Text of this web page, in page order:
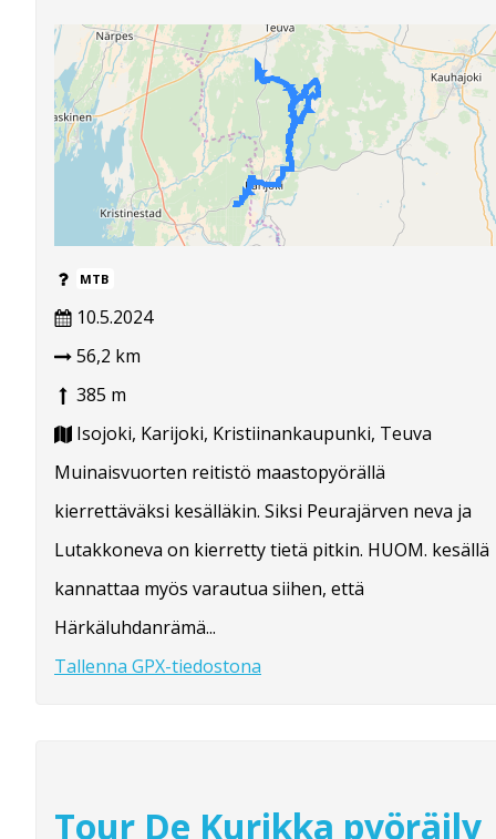
MTB
10.5.2024
56,2 km
385 m
Isojoki, Karijoki, Kristiinankaupunki, Teuva
Muinaisvuorten reitistö maastopyörällä
kierrettäväksi kesälläkin. Siksi Peurajärven neva ja
Lutakkoneva on kierretty tietä pitkin. HUOM. kesällä
kannattaa myös varautua siihen, että
Härkäluhdanrämä...
Tallenna GPX-tiedostona
Tour De Kurikka pyöräily